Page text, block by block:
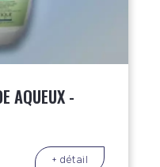
AQUEUX -
+ détail